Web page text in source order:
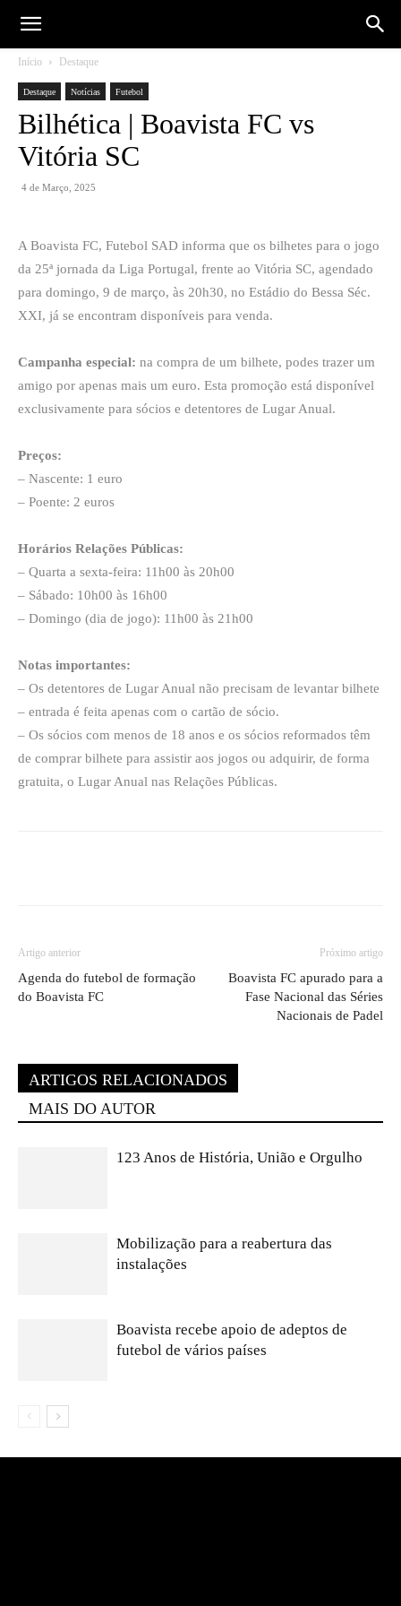
Início Destaque
Destaque Notícias Futebol
Bilhética | Boavista FC vs
Vitória SC
4 de Março, 2025
A Boavista FC, Futebol SAD informa que os bilhetes para o jogo
da 25ª jornada da Liga Portugal, frente ao Vitória SC, agendado
para domingo, 9 de março, às 20h30, no Estádio do Bessa Séc.
XXI, já se encontram disponíveis para venda.
Campanha especial: na compra de um bilhete, podes trazer um
amigo por apenas mais um euro. Esta promoção está disponível
exclusivamente para sócios e detentores de Lugar Anual.
Preços:
– Nascente: 1 euro
– Poente: 2 euros
Horários Relações Públicas:
– Quarta a sexta-feira: 11h00 às 20h00
– Sábado: 10h00 às 16h00
– Domingo (dia de jogo): 11h00 às 21h00
Notas importantes:
– Os detentores de Lugar Anual não precisam de levantar bilhete
– entrada é feita apenas com o cartão de sócio.
– Os sócios com menos de 18 anos e os sócios reformados têm
de comprar bilhete para assistir aos jogos ou adquirir, de forma
gratuita, o Lugar Anual nas Relações Públicas.
Artigo anterior
Agenda do futebol de formação
do Boavista FC
Próximo artigo
Boavista FC apurado para a
Fase Nacional das Séries
Nacionais de Padel
ARTIGOS RELACIONADOS
MAIS DO AUTOR
123 Anos de História, União e Orgulho
Mobilização para a reabertura das
instalações
Boavista recebe apoio de adeptos de
futebol de vários países